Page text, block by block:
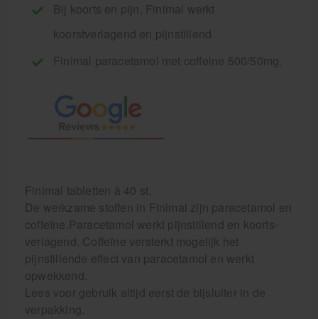
Bij koorts en pijn, Finimal werkt
koorstverlagend en pijnstillend
Finimal paracetamol met coffeine 500/50mg.
Finimal tabletten à 40 st.
De werkzame stoffen in Finimal zijn paracetamol en
coffeïne.Paracetamol werkt pijnstillend en koorts-
verlagend. Coffeïne versterkt mogelijk het
pijnstillende effect van paracetamol en werkt
opwekkend.
Lees voor gebruik altijd eerst de bijsluiter in de
verpakking.